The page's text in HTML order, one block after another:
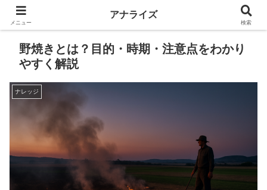
野焼きとは？目的・時期・注意点をわかり
やすく解説
ナレッジ
メニュー
アナライズ
検索